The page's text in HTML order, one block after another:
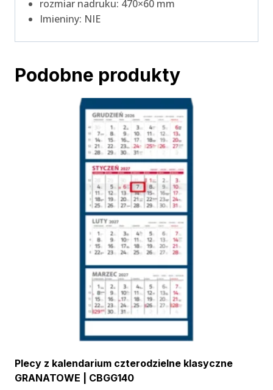
rozmiar nadruku: 470×60 mm
Imieniny: NIE
Podobne produkty
Plecy z kalendarium czterodzielne klasyczne
GRANATOWE | CBGG140